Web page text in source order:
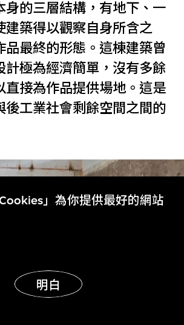
」為你提供最好的網站
明白
身的三層結構，有地下、一
建築得以觀察自身所含之
品最終的形態。這棟建築曾
計極為經濟簡單，沒有多餘
直接為作品提供場地。這是
後工業社會剩餘空間之間的